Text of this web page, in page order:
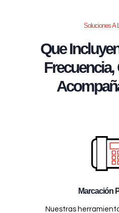
Soluciones A
Que
Frecuencia,
Marcación
Nuestras